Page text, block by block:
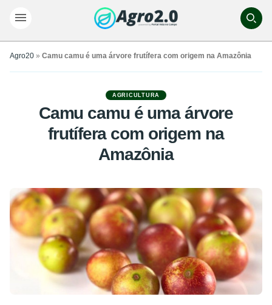
Agro20 » Camu camu é uma árvore frutífera com origem na Amazônia
AGRICULTURA
Camu camu é uma árvore
frutífera com origem na
Amazônia